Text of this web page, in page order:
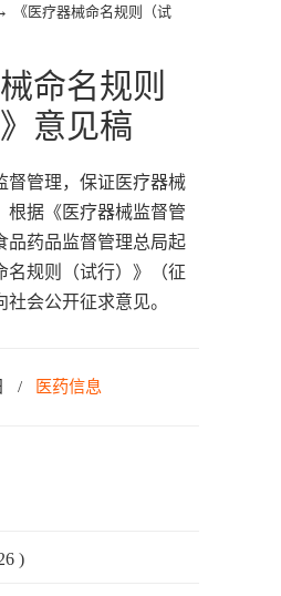
《医疗器械命名规则（试
命名规则
意见稿
督管理，保证医疗器械
根据《医疗器械监督管
品药品监督管理总局起
名规则（试行）》（征
会公开征求意见。
/ 医药信息
)